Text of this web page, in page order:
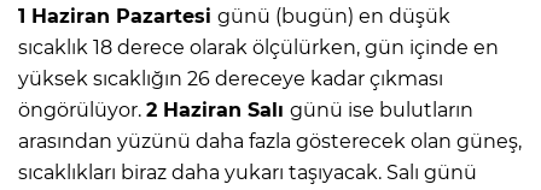
1 Haziran Pazartesi günü (bugün) en düşük
sıcaklık 18 derece olarak ölçülürken, gün içinde en
yüksek sıcaklığın 26 dereceye kadar çıkması
öngörülüyor. 2 Haziran Salı günü ise bulutların
arasından yüzünü daha fazla gösterecek olan güneş,
sıcaklıkları biraz daha yukarı taşıyacak. Salı günü